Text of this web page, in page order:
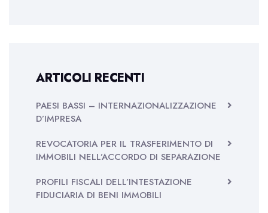
ARTICOLI RECENTI
PAESI BASSI – INTERNAZIONALIZZAZIONE
D’IMPRESA
REVOCATORIA PER IL TRASFERIMENTO DI
IMMOBILI NELL’ACCORDO DI SEPARAZIONE
PROFILI FISCALI DELL’INTESTAZIONE
FIDUCIARIA DI BENI IMMOBILI